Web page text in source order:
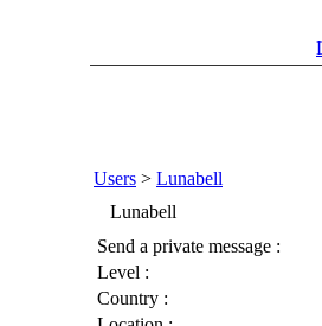
Users > Lunabell
Lunabell
Send a private message :
Level :
Country :